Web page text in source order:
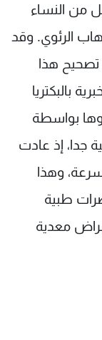
من النساء
الرئوي. وقد
تصحيح هذا
بالبكتريا
بواسطة
جدا، إذ عادت
وهذا
طبية
معدية